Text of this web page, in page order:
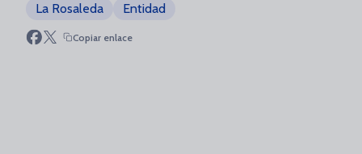
La Rosaleda Entidad
Copiar enlace